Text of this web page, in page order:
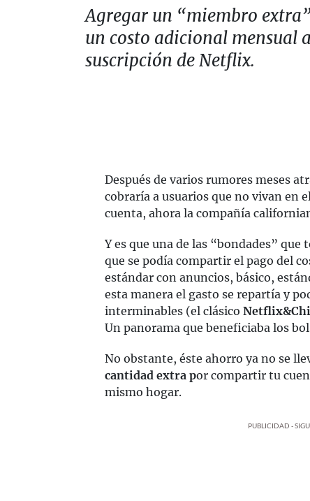
Agregar un “miembro
un costo adicional mensual
suscripción de Netflix.
Después de varios rumores meses
cobraría a usuarios que no vivan en
cuenta, ahora la compañía
Y es que una de las “bondades”
que se podía compartir el pago del
estándar con anuncios, básico,
esta manera el gasto se repartía y
interminables (el clásico
Un panorama que beneficiaba los
No obstante, éste ahorro ya no se
cantidad extra por compartir tu
mismo hogar.
PUBLICIDAD -